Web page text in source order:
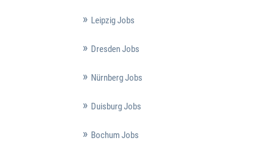
Leipzig Jobs
Dresden Jobs
Nürnberg Jobs
Duisburg Jobs
Bochum Jobs